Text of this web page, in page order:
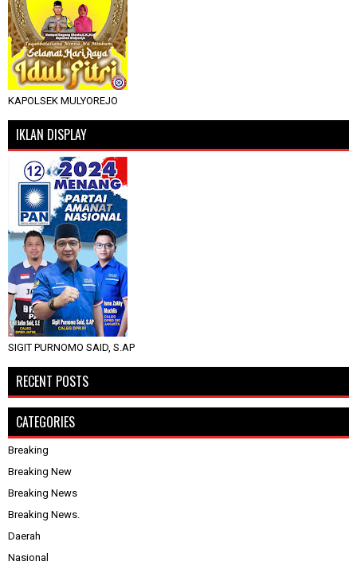
KAPOLSEK MULYOREJO
IKLAN DISPLAY
SIGIT PURNOMO SAID, S.AP
RECENT POSTS
CATEGORIES
Breaking
Breaking New
Breaking News
Breaking News.
Daerah
Nasional